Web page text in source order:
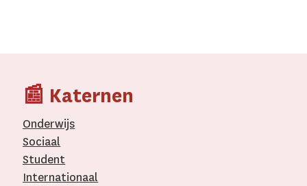
📰 Katernen
Onderwijs
Sociaal
Student
Internationaal­